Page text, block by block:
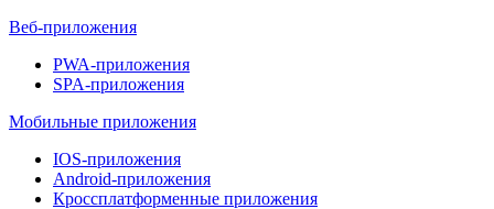
Веб-приложения
PWA-приложения
SPA-приложения
Мобильные приложения
IOS-приложения
Android-приложения
Кроссплатформенные приложения